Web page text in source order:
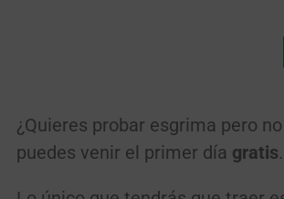
¿Quieres probar esgrima pero
puedes venir el primer día gratis.